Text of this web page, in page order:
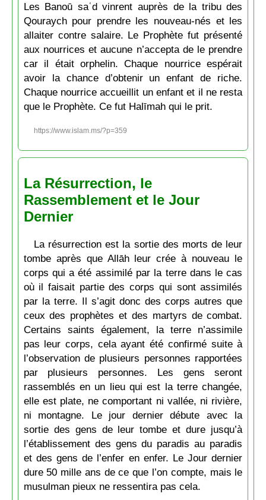
Les Banoū saʿd vinrent auprès de la tribu des
Qouraych pour prendre les nouveau-nés et les
allaiter contre salaire. Le Prophète fut présenté
aux nourrices et aucune n’accepta de le prendre
car il était orphelin. Chaque nourrice espérait
avoir la chance d’obtenir un enfant de riche.
Chaque nourrice accueillit un enfant et il ne resta
que le Prophète. Ce fut Halīmah qui le prit.
https://www.islam.ms/?p=359
La Résurrection, le
Rassemblement et le Jour
Dernier
La résurrection est la sortie des morts de leur
tombe après que Allāh leur crée à nouveau le
corps qui a été assimilé par la terre dans le cas
où il faisait partie des corps qui sont assimilés
par la terre. Il s’agit donc des corps autres que
ceux des prophètes et des martyrs de combat.
Certains saints également, la terre n’assimile
pas leur corps, cela ayant été confirmé suite à
l’observation de plusieurs personnes rapportées
par plusieurs personnes. Les gens seront
rassemblés en un lieu qui est la terre changée,
elle est plate, ne comportant ni vallée, ni rivière,
ni montagne. Le jour dernier débute avec la
sortie des gens de leur tombe et dure jusqu’à
l’établissement des gens du paradis au paradis
et des gens de l’enfer en enfer. Le Jour dernier
dure 50 mille ans de ce que l’on compte, mais le
musulman pieux ne ressentira pas cela.